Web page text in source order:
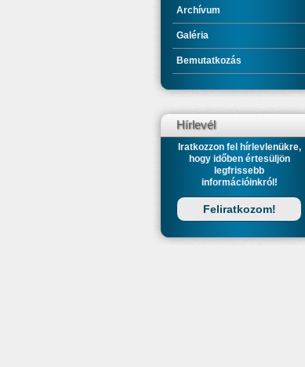
Archívum
Galéria
Bemutatkozás
Hírlevél
Iratkozzon fel hírlevlenükre,
hogy időben értesüljön
legfrissebb
információinkról!
Feliratkozom!